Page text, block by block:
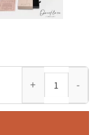
כמות של טבעת חריטה